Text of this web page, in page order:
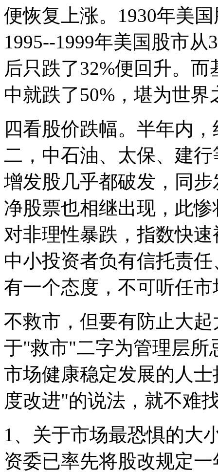
便恢复上涨。1930年美
1995--1999年美国股市从
后只跌了32%便回升。
中就跌了50%，堪为世界
四看股价跌幅。半年内
二，中石油、太保、建
增发股几乎都破发，同
净股票也相继出现，此
对非理性暴跌，指数快
中小投资者负有信托责
有一个态度，不可听任
不救市，但要有防止大
于"救市"二字为管理层所
市场健康稳定发展的人
度改进"的说法，就不难
1、关于市场最恐惧的大
资委已率先将股改规定